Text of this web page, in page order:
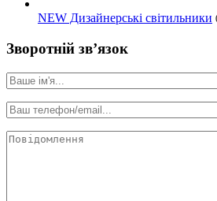
NEW Дизайнерські світильники
Зворотній зв’язок